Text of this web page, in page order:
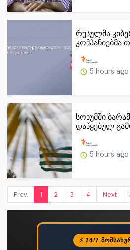
რუსულმა
კომპანიებმა
5 hours ago
სოხუმში
დაწყებულ
5 hours ago
Prev. 1 2 3 4 Next
⚡ 24/7